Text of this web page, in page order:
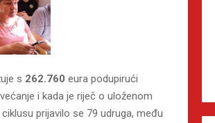
s 262.760 eura podupirući
i kada je riječ o uloženom
prijavilo se 79 udruga, među